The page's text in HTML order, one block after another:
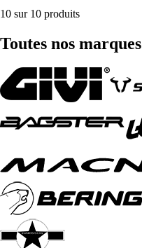
10 sur 10 produits
Toutes nos marques